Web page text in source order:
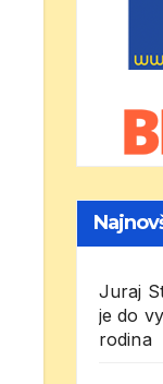
Juraj
je do
rodina